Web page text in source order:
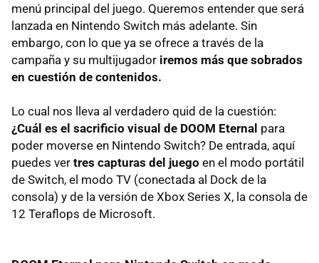
menú principal del juego. Queremos entender que será
lanzada en Nintendo Switch más adelante. Sin
embargo, con lo que ya se ofrece a través de la
campaña y su multijugador iremos más que sobrados
en cuestión de contenidos.
Lo cual nos lleva al verdadero quid de la cuestión:
¿Cuál es el sacrificio visual de DOOM Eternal para
poder moverse en Nintendo Switch? De entrada, aquí
puedes ver tres capturas del juego en el modo portátil
de Switch, el modo TV (conectada al Dock de la
consola) y de la versión de Xbox Series X, la consola de
12 Teraflops de Microsoft.